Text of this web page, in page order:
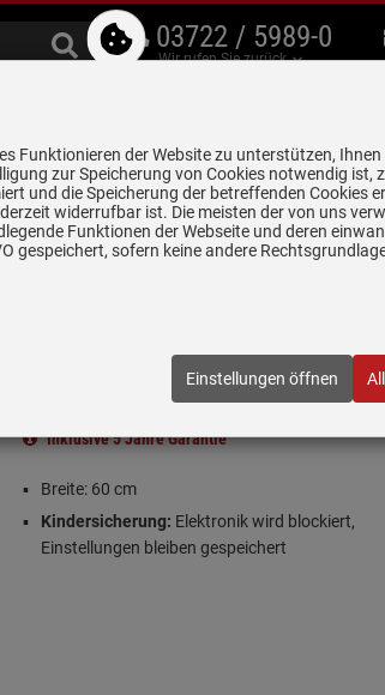
03722 / 5989-0
Wir rufen Sie zurück
5 Jahre Garantie auf
alle gekennzeichneten Produkte
Bauknecht CTAR 8640 IN Glaskeramikkochfeld
Inklusive 5 Jahre Garantie
Breite: 60 cm
Kindersicherung: Elektronik wird blockiert,
Einstellungen bleiben gespeichert
Funktionieren der Website zu unterstützen,
zur Speicherung von Cookies notwendig ist,
und die Speicherung der betreffenden Cookies
widerrufbar ist. Die meisten der von uns
Funktionen der Webseite und deren
gespeichert, sofern keine andere
Einstellungen öffnen